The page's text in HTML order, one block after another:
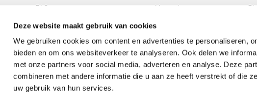
Deze website maakt gebruik van cookies
We gebruiken cookies om content en advertenties te personaliseren,
bieden en om ons websiteverkeer te analyseren. Ook delen we
met onze partners voor social media, adverteren en analyse. Deze
combineren met andere informatie die u aan ze heeft verstrekt of die
uw gebruik van hun services.
FAQ
Payment Methods
Shipping
Discount
Vacancies
Our store